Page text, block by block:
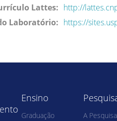
Lattes: http://
Laboratório: https://
Ensino
Graduação
A Pesquisa